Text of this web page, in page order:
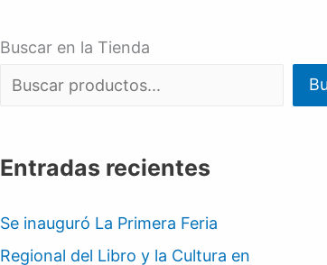
Buscar en la Tienda
Entradas recientes
Se inauguró La Primera Feria
Regional del Libro y la Cultura en